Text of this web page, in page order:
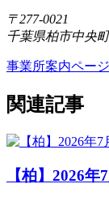
〒277-0021
千葉県柏市中央
事業所案内ペー
関連記事
【柏】2026